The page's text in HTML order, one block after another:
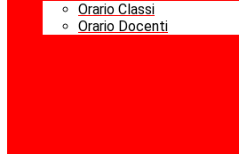
Orario Classi
Orario Docenti